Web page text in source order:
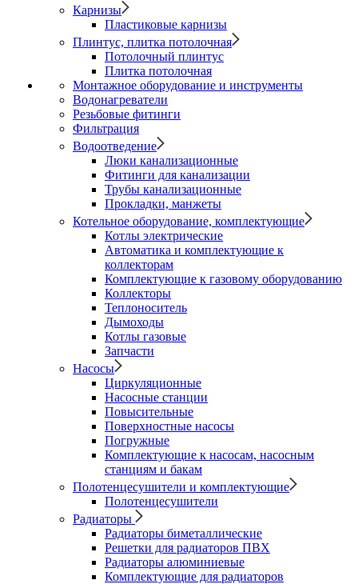
Карнизы
Пластиковые карнизы
Плинтус, плитка потолочная
Потолочный плинтус
Плитка потолочная
Монтажное оборудование и инструменты
Водонагреватели
Резьбовые фитинги
Фильтрация
Водоотведение
Люки канализационные
Фитинги для канализации
Трубы канализационные
Прокладки, манжеты
Котельное оборудование, комплектующие
Котлы электрические
Автоматика и комплектующие к
коллекторам
Комплектующие к газовому оборудованию
Коллекторы
Теплоноситель
Дымоходы
Котлы газовые
Запчасти
Насосы
Циркуляционные
Насосные станции
Повысительные
Поверхностные насосы
Погружные
Комплектующие к насосам, насосным
станциям и бакам
Полотенцесушители и комплектующие
Полотенцесушители
Радиаторы
Радиаторы биметаллические
Решетки для радиаторов ПВХ
Радиаторы алюминиевые
Комплектующие для радиаторов